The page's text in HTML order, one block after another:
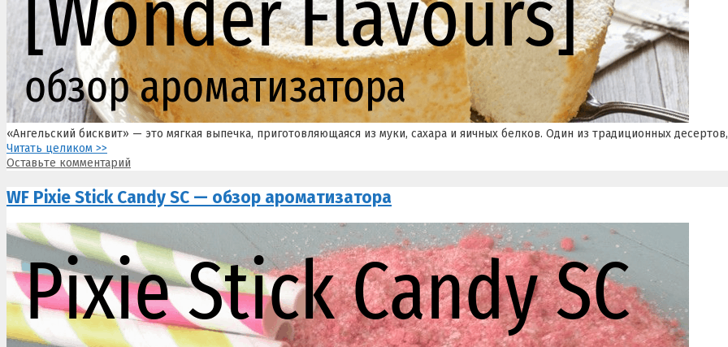
«Ангельский бисквит» — это мягкая выпечка, приготовляющаяся из муки, сахара и яичных белков. Один из традиционных
Читать целиком >>
Оставьте комментарий
WF Pixie Stick Candy SC — обзор ароматизатора